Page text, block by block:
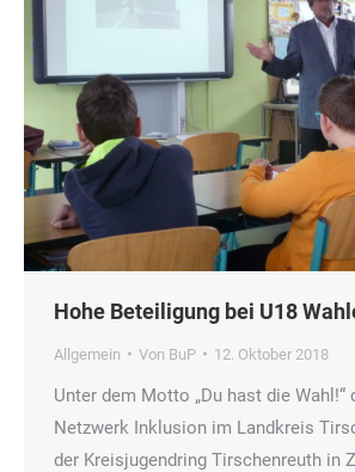
Hohe Beteiligung bei U18
Allgemein Von BuP 12. Oktober 2018
Unter dem Motto „Du hast die Wahl!“
Netzwerk Inklusion im Landkreis
der Kreisjugendring Tirschenreuth in